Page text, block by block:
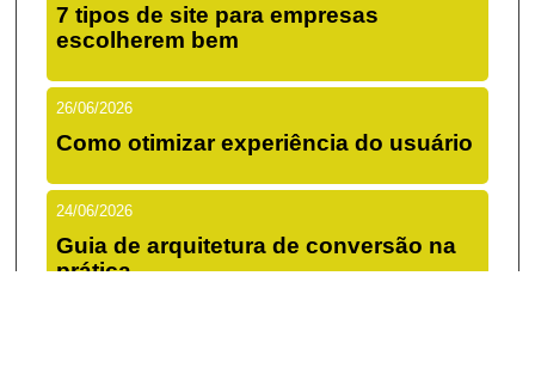
7 tipos de site para empresas
escolherem bem
26/06/2026
Como otimizar experiência do usuário
24/06/2026
Guia de arquitetura de conversão na
prática